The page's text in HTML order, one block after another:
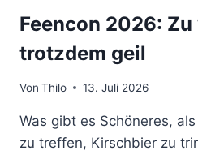
Feencon 2026:
trotzdem geil
Von Thilo 13. Juli 2026
Was gibt es Schöneres,
zu treffen, Kirschbier zu